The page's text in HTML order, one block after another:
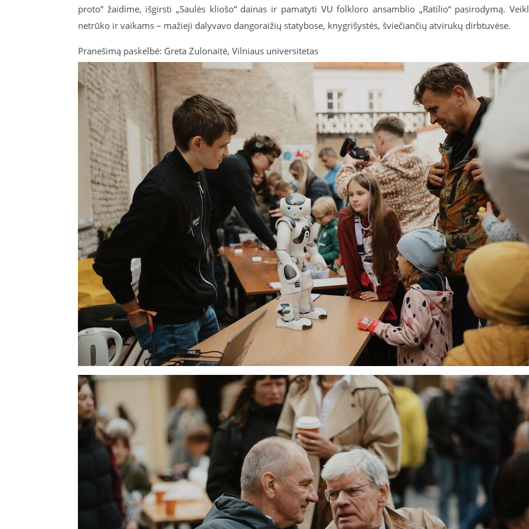
proto“ žaidime, išgirsti „Saulės kliošo“ dainas ir pamatyti VU folkloro ansamblio „Ratilio“ pasirodymą.
netrūko ir vaikams – mažieji dalyvavo dangoraižių statybose, knygrišystės, šviečiančių atvirukų dirbtuvėse.
Pranešimą paskelbė: Greta Zulonaitė, Vilniaus universitetas